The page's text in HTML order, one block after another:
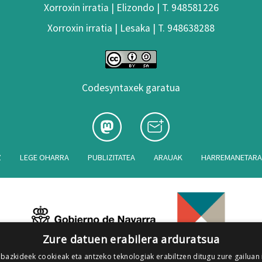
Xorroxin irratia | Elizondo | T. 948581226
Xorroxin irratia | Lesaka | T. 948638288
Codesyntaxek garatua
LEGE OHARRA PUBLIZITATEA ARAUAK
Zure datuen erabilera arduratsua
cookieak eta antzeko teknologiak erabiltzen ditugu zure